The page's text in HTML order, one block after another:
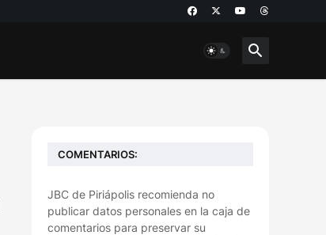
COMENTARIOS:
JBC de Piriápolis recomienda no
publicar datos personales en la caja de
comentarios para preservar su